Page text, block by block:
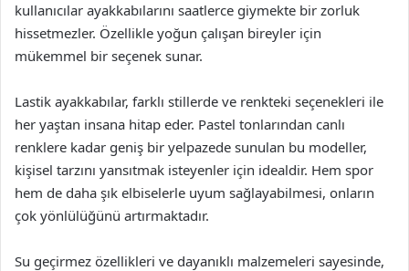
kullanıcılar ayakkabılarını saatlerce giymekte bir zorluk
hissetmezler. Özellikle yoğun çalışan bireyler için
mükemmel bir seçenek sunar.
Lastik ayakkabılar, farklı stillerde ve renkteki seçenekleri ile
her yaştan insana hitap eder. Pastel tonlarından canlı
renklere kadar geniş bir yelpazede sunulan bu modeller,
kişisel tarzını yansıtmak isteyenler için idealdir. Hem spor
hem de daha şık elbiselerle uyum sağlayabilmesi, onların
çok yönlülüğünü artırmaktadır.
Su geçirmez özellikleri ve dayanıklı malzemeleri sayesinde,